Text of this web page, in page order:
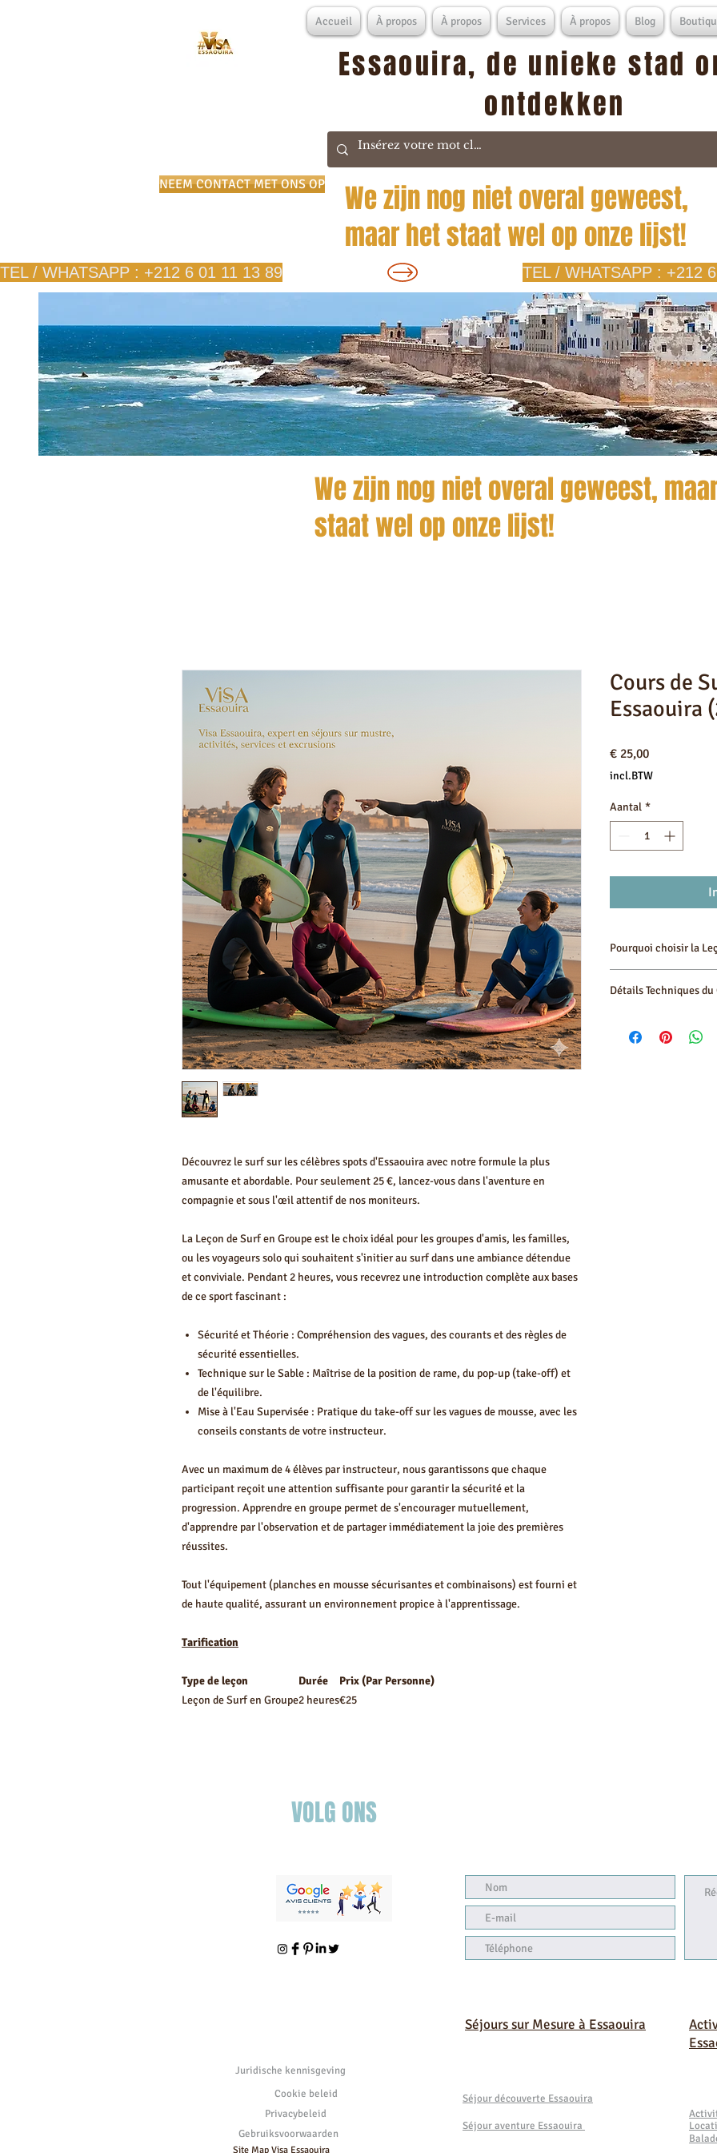
Accueil À propos À propos Services À propos Blog
Essaouira, de unieke stad
ontdekken
NEEM CONTACT MET ONS OP
We zijn nog niet overal geweest,
maar het staat wel op onze lijst!
TEL / WHATSAPP : +212 6 01 11 13 89
We zijn nog niet overal geweest,
staat wel op onze lijst!
Découvrez le surf sur les célèbres spots d'Essaouira avec notre formule la plus
amusante et abordable. Pour seulement 25 €, lancez-vous dans l'aventure en
compagnie et sous l'œil attentif de nos moniteurs.
La Leçon de Surf en Groupe est le choix idéal pour les groupes d'amis, les familles,
ou les voyageurs solo qui souhaitent s'initier au surf dans une ambiance détendue
et conviviale. Pendant 2 heures, vous recevrez une introduction complète aux bases
de ce sport fascinant :
Sécurité et Théorie : Compréhension des vagues, des courants et des règles de
sécurité essentielles.
Technique sur le Sable : Maîtrise de la position de rame, du pop-up (take-off) et
de l'équilibre.
Mise à l'Eau Supervisée : Pratique du take-off sur les vagues de mousse, avec les
conseils constants de votre instructeur.
Avec un maximum de 4 élèves par instructeur, nous garantissons que chaque
participant reçoit une attention suffisante pour garantir la sécurité et la
progression. Apprendre en groupe permet de s'encourager mutuellement,
d'apprendre par l'observation et de partager immédiatement la joie des premières
réussites.
Tout l'équipement (planches en mousse sécurisantes et combinaisons) est fourni et
de haute qualité, assurant un environnement propice à l'apprentissage.
Tarification
Type de leçon Durée
Prix (Par Personne)
Leçon de Surf en Groupe2 heures€25
Cours de
Essaouira
€ 25,00Prijs
incl.BTW
Aantal *
Pourquoi choisir la
s'initier au surf sur
pour une activité
Ratio Maîtrisé (4:1
Détails Techniques du
Caractéristique
VOLG ONS
Séjours sur Mesure à Essaouira
Juridische kennisgeving
Cookie beleid
Privacybeleid
Gebruiksvoorwaarden
Site Map Visa Essaouira
Séjour découverte Essaouira
Séjour aventure Essaouira